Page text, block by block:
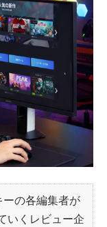
ーの各編集者が
いくレビュー企